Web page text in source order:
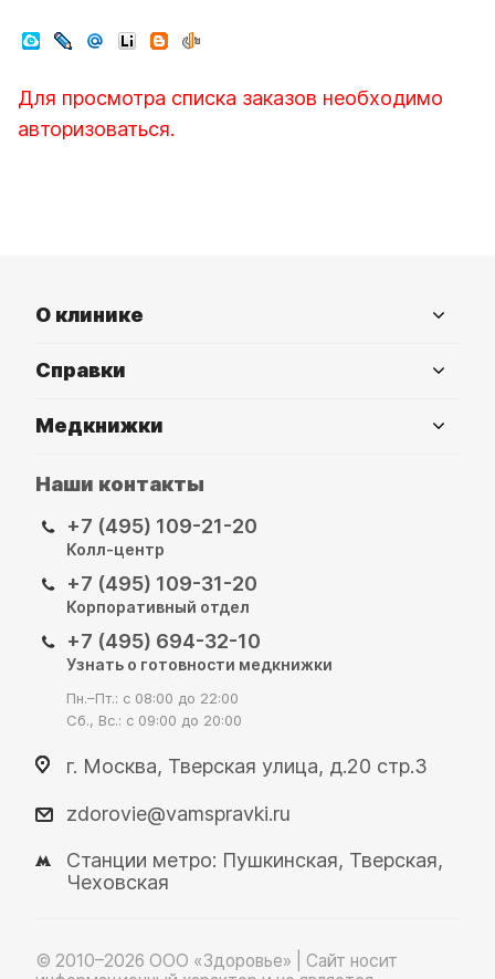
Для просмотра списка заказов необходимо
авторизоваться.
О клинике
Справки
Медкнижки
Наши контакты
+7 (495) 109-21-20
Колл-центр
+7 (495) 109-31-20
Корпоративный отдел
+7 (495) 694-32-10
Узнать о готовности медкнижки
Пн.–Пт.: с 08:00 до 22:00
Сб., Вс.: с 09:00 до 20:00
г. Москва, Тверская улица, д.20 стр.3
zdorovie@vamspravki.ru
Станции метро: Пушкинская, Тверская,
Чеховская
© 2010–2026 OOO «Здоровье» | Сайт носит